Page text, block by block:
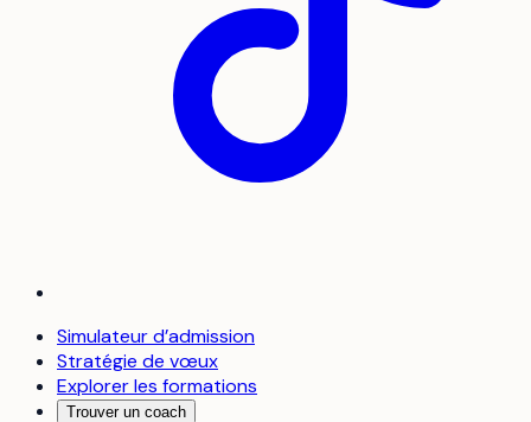
Simulateur d’admission
Stratégie de vœux
Explorer les formations
Trouver un coach